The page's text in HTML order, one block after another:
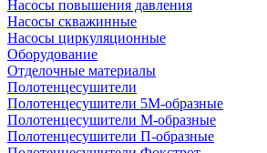
Насосы повышения давления
Насосы скважинные
Насосы циркуляционные
Оборудование
Отделочные материалы
Полотенцесушители
Полотенцесушители 5М-образные
Полотенцесушители М-образные
Полотенцесушители П-образные